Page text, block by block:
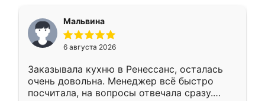
Мальвина
6 августа 2026
Заказывала кухню в Ренессанс, осталась
очень довольна. Менеджер всё быстро
посчитала, на вопросы отвечала сразу.